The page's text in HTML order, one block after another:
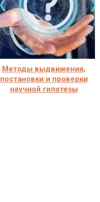
Методы выдвижения,
постановки и проверки
научной гипотезы